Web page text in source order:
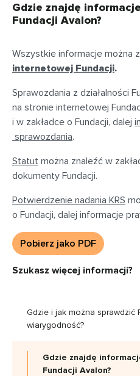
Gdzie znajdę
Fundacji Avalon?
Wszystkie informacje można
internetowej Fundacji.
Sprawozdania z działalności
na stronie internetowej
i w zakładce o Fundacji, dalej
sprawozdania.
Statut można znaleźć w
dokumenty Fundacji.
Potwierdzenie nadania KRS
o Fundacji, dalej informacje
Pobierz jako PDF
Szukasz więcej informacji?
Gdzie i jak można sprawdzić
wiarygodność?
Gdzie znajdę
Fundacji Avalon?